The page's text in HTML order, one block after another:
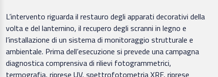
L’intervento riguarda il restauro degli apparati decorativi della
volta e del lanternino, il recupero degli scranni in legno e
l’installazione di un sistema di monitoraggio strutturale e
ambientale. Prima dell’esecuzione si prevede una campagna
diagnostica comprensiva di rilievi fotogrammetrici,